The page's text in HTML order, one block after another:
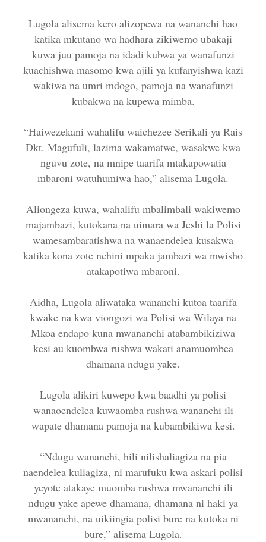
Lugola alisema kero alizopewa na wananchi hao
katika mkutano wa hadhara zikiwemo ubakaji
kuwa juu pamoja na idadi kubwa ya wanafunzi
kuachishwa masomo kwa ajili ya kufanyishwa kazi
wakiwa na umri mdogo, pamoja na wanafunzi
kubakwa na kupewa mimba.
“Haiwezekani wahalifu waichezee Serikali ya Rais
Dkt. Magufuli, lazima wakamatwe, wasakwe kwa
nguvu zote, na mnipe taarifa mtakapowatia
mbaroni watuhumiwa hao,” alisema Lugola.
Aliongeza kuwa, wahalifu mbalimbali wakiwemo
majambazi, kutokana na uimara wa Jeshi la Polisi
wamesambaratishwa na wanaendelea kusakwa
katika kona zote nchini mpaka jambazi wa mwisho
atakapotiwa mbaroni.
Aidha, Lugola aliwataka wananchi kutoa taarifa
kwake na kwa viongozi wa Polisi wa Wilaya na
Mkoa endapo kuna mwananchi atabambikiziwa
kesi au kuombwa rushwa wakati anamuombea
dhamana ndugu yake.
Lugola alikiri kuwepo kwa baadhi ya polisi
wanaoendelea kuwaomba rushwa wananchi ili
wapate dhamana pamoja na kubambikiwa kesi.
“Ndugu wananchi, hili nilishaliagiza na pia
naendelea kuliagiza, ni marufuku kwa askari polisi
yeyote atakaye muomba rushwa mwananchi ili
ndugu yake apewe dhamana, dhamana ni haki ya
mwananchi, na uikiingia polisi bure na kutoka ni
bure,” alisema Lugola.